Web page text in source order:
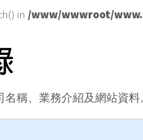
in /www/wwwroot/
稱、業務介紹及網站資料